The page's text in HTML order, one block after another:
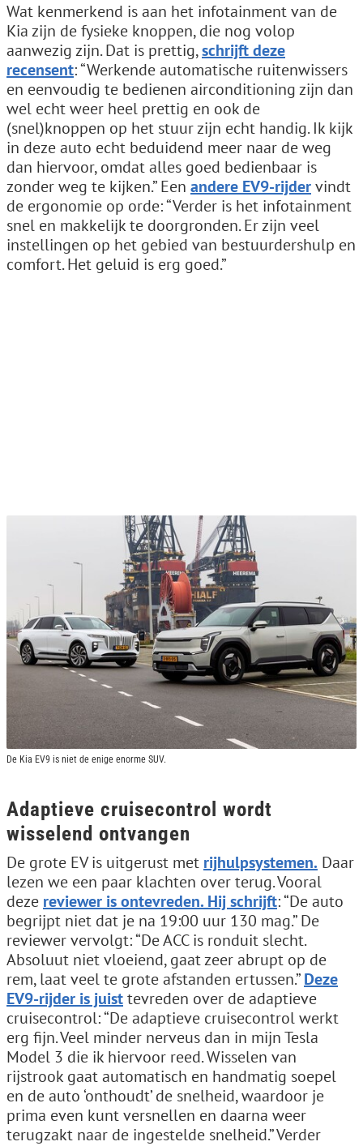
Wat kenmerkend is aan het infotainment van de
Kia zijn de fysieke knoppen, die nog volop
aanwezig zijn. Dat is prettig,schrijft deze
recensent: “Werkende automatische ruitenwissers
en eenvoudig te bedienen airconditioning zijn dan
wel echt weer heel prettig en ook de
(snel)knoppen op het stuur zijn echt handig. Ik kijk
in deze auto echt beduidend meer naar de weg
dan hiervoor, omdat alles goed bedienbaar is
zonder weg te kijken.” Een andere EV9-rijdervindt
de ergonomie op orde: “Verder is het infotainment
snel en makkelijk te doorgronden. Er zijn veel
instellingen op het gebied van bestuurdershulp en
comfort. Het geluid is erg goed.”
De Kia EV9 is niet de enige enorme SUV.
Adaptieve cruisecontrol wordt
wisselend ontvangen
De grote EV is uitgerust met rijhulpsystemen. Daar
lezen we een paar klachten over terug. Vooral
deze reviewer is ontevreden. Hij schrijft: “De auto
begrijpt niet dat je na 19:00 uur 130 mag.” De
reviewer vervolgt: “De ACC is ronduit slecht.
Absoluut niet vloeiend, gaat zeer abrupt op de
rem, laat veel te grote afstanden ertussen.”Deze
EV9-rijder is juisttevreden over de adaptieve
cruisecontrol: “De adaptieve cruisecontrol werkt
erg fijn. Veel minder nerveus dan in mijn Tesla
Model 3 die ik hiervoor reed. Wisselen van
rijstrook gaat automatisch en handmatig soepel
en de auto ‘onthoudt’ de snelheid, waardoor je
prima even kunt versnellen en daarna weer
terugzakt naar de ingestelde snelheid.” Verder